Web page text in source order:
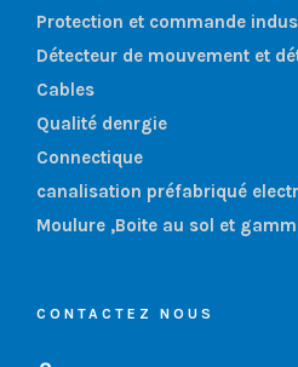
Protection et commande
Détecteur de mouvement et
Cables
Qualité denrgie
Connectique
canalisation préfabriqué
Moulure ,Boite au sol et
CONTACTEZ NOUS